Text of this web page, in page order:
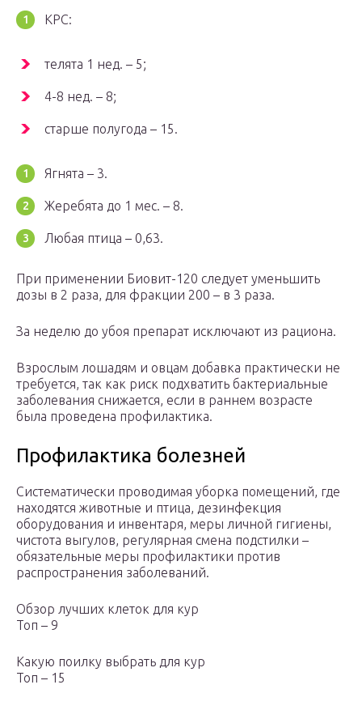
КРС:
телята 1 нед. – 5;
4-8 нед. – 8;
старше полугода – 15.
Ягнята – 3.
Жеребята до 1 мес. – 8.
Любая птица – 0,63.
При применении Биовит-120 следует уменьшить
дозы в 2 раза, для фракции 200 – в 3 раза.
За неделю до убоя препарат исключают из рациона.
Взрослым лошадям и овцам добавка практически не
требуется, так как риск подхватить бактериальные
заболевания снижается, если в раннем возрасте
была проведена профилактика.
Профилактика болезней
Систематически проводимая уборка помещений, где
находятся животные и птица, дезинфекция
оборудования и инвентаря, меры личной гигиены,
чистота выгулов, регулярная смена подстилки –
обязательные меры профилактики против
распространения заболеваний.
Обзор лучших клеток для кур
Топ – 9
Какую поилку выбрать для кур
Топ – 15